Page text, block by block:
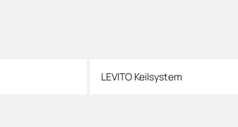
LEVITO Keilsystem